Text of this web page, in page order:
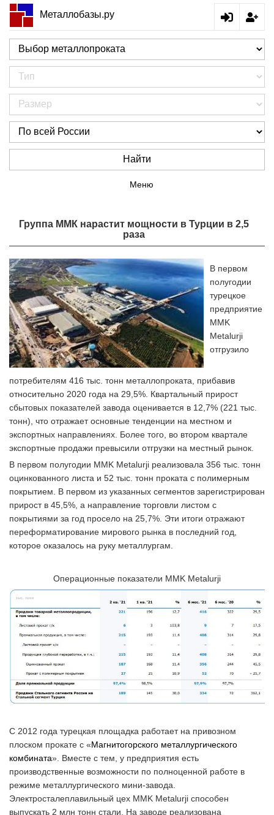
Металлобазы.ру
Найти
Меню
Группа ММК нарастит мощности в Турции в 2,5
раза
В первом
полугодии
турецкое
предприятие
MMK
Metalurji
отгрузило
потребителям 416 тыс. тонн металлопроката, прибавив
относительно 2020 года на 29,5%. Квартальный прирост
сбытовых показателей завода оценивается в 12,7% (221 тыс.
тонн), что отражает основные тенденции на местном и
экспортных направлениях. Более того, во втором квартале
экспортные продажи превысили отгрузки на местный рынок.
В первом полугодии MMK Metalurji реализовала 356 тыс. тонн
оцинкованного листа и 52 тыс. тонн проката с полимерным
покрытием. В первом из указанных сегментов зарегистрирован
прирост в 45,5%, а направление торговли листом с
покрытиями за год просело на 25,7%. Эти итоги отражают
переформатирование мирового рынка в последний год,
которое оказалось на руку металлургам.
Операционные показатели MMK Metalurji
С 2012 года турецкая площадка работает на привозном
плоском прокате с «Магнитогорского металлургического
комбината». Вместе с тем, у предприятия есть
производственные возможности по полноценной работе в
режиме металлургического мини-завода.
Электросталеплавильный цех MMK Metalurji способен
выпускать 2 млн тонн стали. На заводе реализована